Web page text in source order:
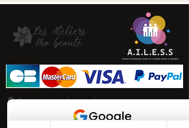
🔒 Paiement sécurisé
🚚 Livraison rapide